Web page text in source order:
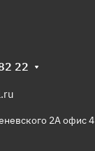
22
2А офис 4